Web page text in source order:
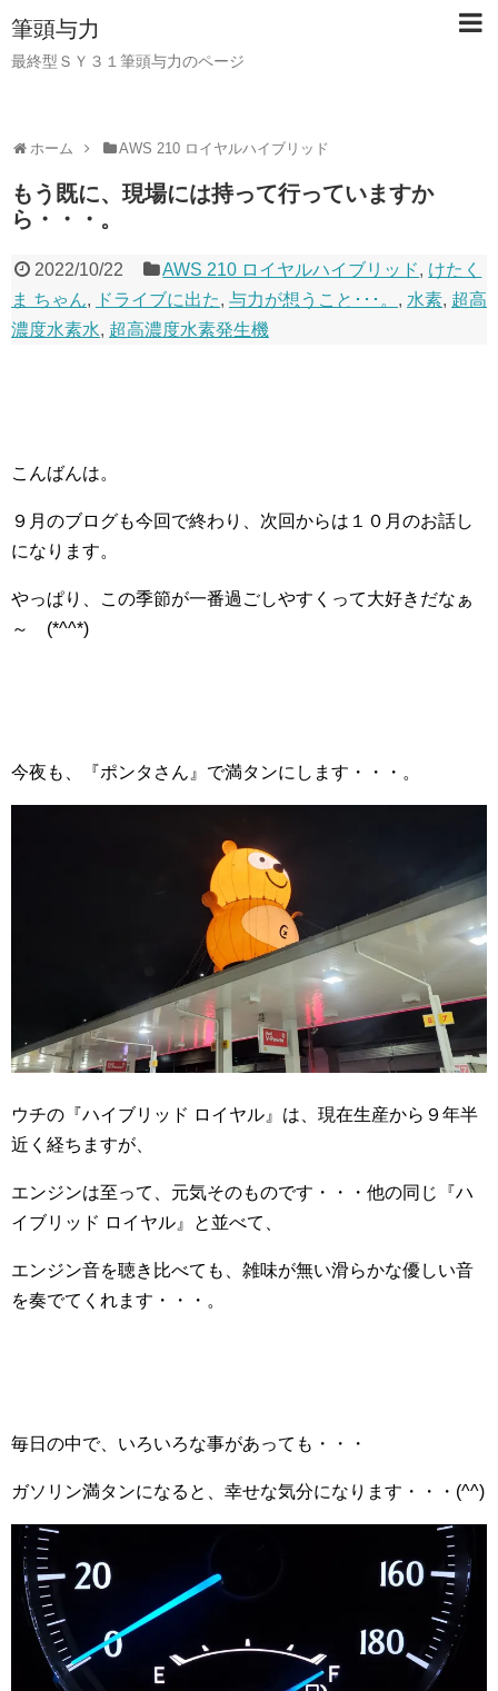
筆頭与力
最終型ＳＹ３１筆頭与力のページ
ホーム AWS 210 ロイヤルハイブリッド
もう既に、現場には持って行っていますか
ら・・・。
2022/10/22 AWS 210 ロイヤルハイブリッド, けたく
ま ちゃん, ドライブに出た, 与力が想うこと･･･。 , 水素, 超高
濃度水素水, 超高濃度水素発生機
こんばんは。
９月のブログも今回で終わり、次回からは１０月のお話し
になります。
やっぱり、この季節が一番過ごしやすくって大好きだなぁ
～ (*^^*)
今夜も、『ポンタさん』で満タンにします・・・。
ウチの『ハイブリッド ロイヤル』は、現在生産から９年半
近く経ちますが、
エンジンは至って、元気そのものです・・・他の同じ『ハ
イブリッド ロイヤル』と並べて、
エンジン音を聴き比べても、雑味が無い滑らかな優しい音
を奏でてくれます・・・。
毎日の中で、いろいろな事があっても・・・
ガソリン満タンになると、幸せな気分になります・・・(^^)